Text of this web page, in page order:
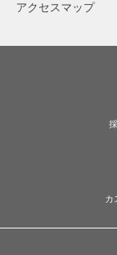
アクセスマップ
カ